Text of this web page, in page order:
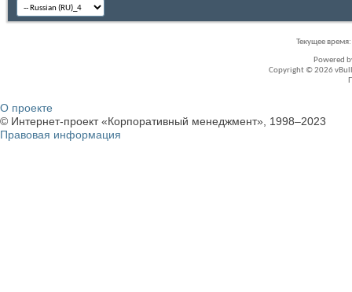
Текущее время:
Powered
Copyright © 2026
О проекте
© Интернет-проект «Корпоративный менеджмент», 1998–2023
Правовая информация